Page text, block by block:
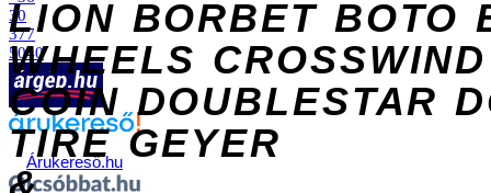
LION BORBET BOTO
WHEELS CROSSWIND
COIN DOUBLESTAR
TIRE GEYER
30
377
5040
Árukereső.hu